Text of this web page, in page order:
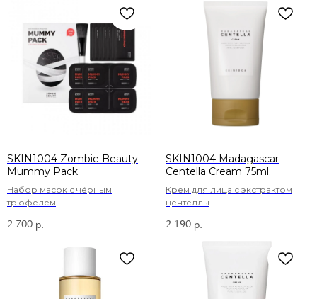
SKIN1004 Zombie Beauty
Mummy Pack
Набор масок с чёрным
трюфелем
2 700 р.
SKIN1004 Madagascar
Centella Cream 75ml.
Крем для лица с экстрактом
центеллы
2 190 р.